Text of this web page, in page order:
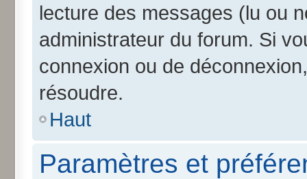
lecture des messages (lu ou
administrateur du forum. Si
connexion ou de
résoudre.
Haut
Paramètres et